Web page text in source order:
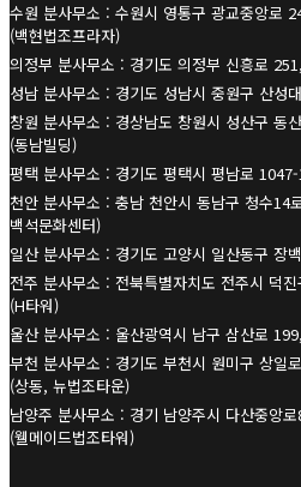
수원 분사무소 : 수원시 영통구 광교중앙로
(백현법조프라자)
의정부 분사무소 : 경기도 의정부 신흥로
성남 분사무소 : 경기도 성남시 중원구 산성
창원 분사무소 : 경상남도 창원시 성산구 동
(동남빌딩)
평택 분사무소 : 경기도 평택시 평남로
천안 분사무소 : 충남 천안시 동남구 청수14
백석문화센터)
일산 분사무소 : 경기도 고양시 일산동구 장
전주 분사무소 : 전북특별자치도 전주시 덕
(H타워)
울산 분사무소 : 울산광역시 남구 삼산로
부천 분사무소 : 경기도 부천시 원미구 상일
(상동, 뉴법조타운)
남양주 분사무소 : 경기 남양주시 다산중앙
(웰메이드법조타워)